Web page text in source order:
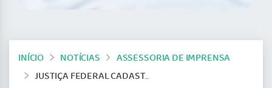
INÍCIO NOTÍCIAS
ASSESSORIA DE IMPRENSA
JUSTIÇA FEDERAL CADASTRA PERITOS E ÓRGÃOS TÉCNICOS OU CIENTÍFICOS